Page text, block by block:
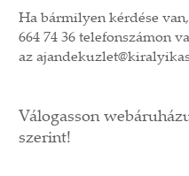
Ha bármilyen kérdése
664 74 36 telefonszámon
az
Válogasson
szerint!